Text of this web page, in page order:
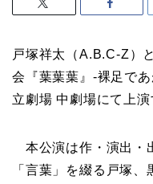
戸塚祥太（A.B.C-Z）
会『葉葉葉』-裸足で
立劇場 中劇場にて上演
本公演は作・演出・
「言葉」を綴る戸塚